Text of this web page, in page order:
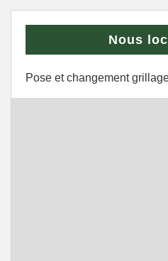
Nous
Pose et changement